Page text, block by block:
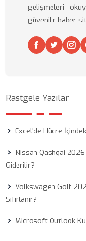
gelişmeleri
güvenilir haber
Rastgele Yazılar
Excel'de Hücre
Nissan Qashqai 2026
Giderilir?
Volkswagen Golf
Sıfırlanır?
Microsoft Outlook